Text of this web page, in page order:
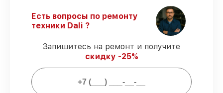
оптического прицела Dali RS150-640 в
оговоренные сроки.
Поддержка после ремонта – все все
виды ремонта защищены официальной
гарантией Dali.
Мы гарантируем:
Есть вопросы по ремонту
техники Dali ?
Запишитесь на ремонт и получите
скидку -25%